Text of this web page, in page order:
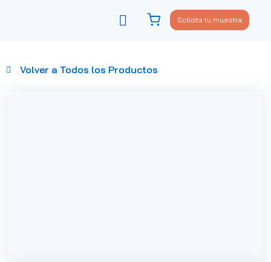
Solicita tu muestra
Volver a Todos los Productos